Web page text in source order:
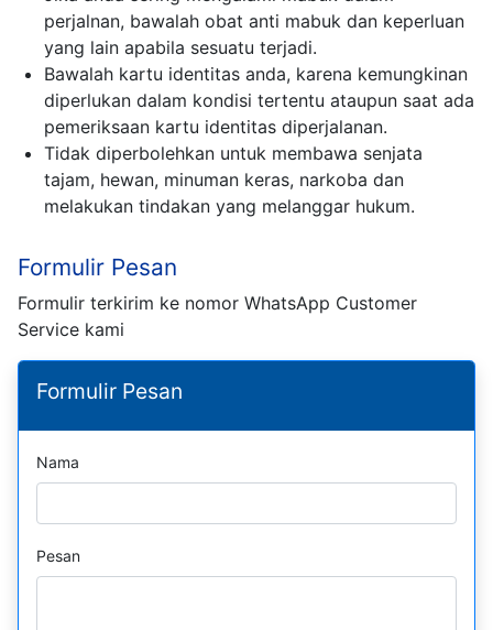
perjalnan, bawalah obat anti mabuk dan keperluan
yang lain apabila sesuatu terjadi.
Bawalah kartu identitas anda, karena kemungkinan
diperlukan dalam kondisi tertentu ataupun saat ada
pemeriksaan kartu identitas diperjalanan.
Tidak diperbolehkan untuk membawa senjata
tajam, hewan, minuman keras, narkoba dan
melakukan tindakan yang melanggar hukum.
Formulir Pesan
Formulir terkirim ke nomor WhatsApp Customer
Service kami
Formulir Pesan
Nama
Pesan